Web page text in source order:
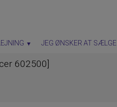
JEG ØNSKER AT SÆLGE
602500]